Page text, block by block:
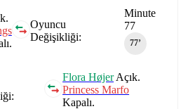
Minute
77
77‎’‎
Oyuncu
Değişikliği:
Flora HøjerAçık.
Princess Marfo
Kapalı.